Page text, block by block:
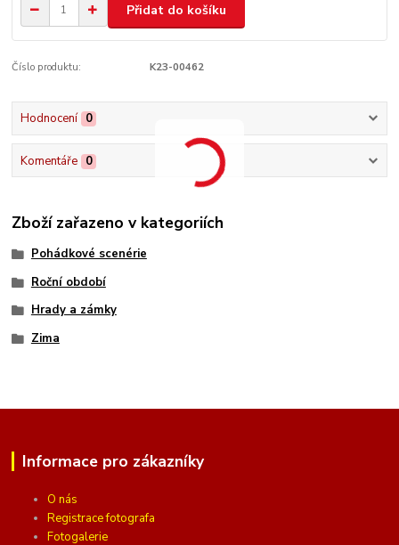
Přidat do košíku
Číslo produktu: K23-00462
Hodnocení 0
Komentáře 0
Zboží zařazeno v kategoriích
Pohádkové scenérie
Roční období
Hrady a zámky
Zima
Informace pro zákazníky
O nás
Registrace fotografa
Fotogalerie